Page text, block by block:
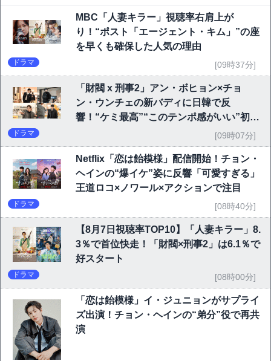
MBC「人妻キラー」視聴率右肩上が
り！“ポスト「エージェント・キム」”の座
を早くも確保した人気の理由
ドラマ [09時37分]
「財閥 x 刑事2」アン・ボヒョン×チョ
ン・ウンチェの新バディに日韓で反
響！“ケミ最高”“このテンポ感がいい”初回
ドラマ [09時07分]
Netflix「恋は飴模様」配信開始！チョン・
ヘインの“爆イケ”姿に反響「可愛すぎる」
王道ロコ×ノワール×アクションで注目
ドラマ [08時40分]
【8月7日視聴率TOP10】「人妻キラー」8.
3％で首位快走！「財閥×刑事2」は6.1％で
好スタート
ドラマ [08時00分]
「恋は飴模様」イ・ジュニョンがサプライ
ズ出演！チョン・ヘインの“弟分”役で再共
演